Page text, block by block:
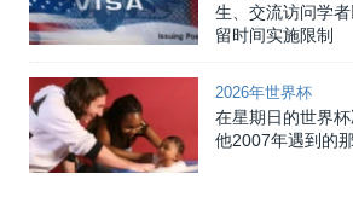
生、交流访问学
留时间实施限制
2026年世界杯
在星期日的世界
他2007年遇到的